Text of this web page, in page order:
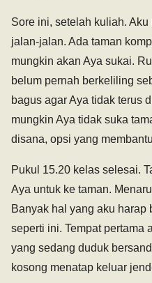
Sore ini, setelah kuliah.
jalan-jalan. Ada taman
mungkin akan Aya sukai.
belum pernah berkeliling
bagus agar Aya tidak terus
mungkin Aya tidak suka
disana, opsi yang
Pukul 15.20 kelas selesai.
Aya untuk ke taman.
Banyak hal yang aku harap
seperti ini. Tempat pertama
yang sedang duduk
kosong menatap keluar